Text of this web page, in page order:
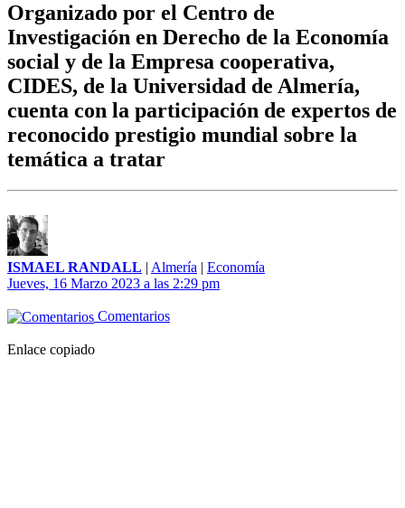
Organizado por el Centro de
Investigación en Derecho de la Economía
social y de la Empresa cooperativa,
CIDES, de la Universidad de Almería,
cuenta con la participación de expertos de
reconocido prestigio mundial sobre la
temática a tratar
ISMAEL RANDALL | Almería | Economía
Jueves, 16 Marzo 2023 a las 2:29 pm
Comentarios
Enlace copiado